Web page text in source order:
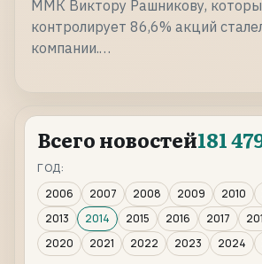
ММК Виктору Рашникову,
контролирует 86,6% акций
компании.…
Всего новостей181
ГОД:
2006
2007 2008 2009 2010
2013
2014 2015 2016 2017
2020
2021 2022 2023 2024